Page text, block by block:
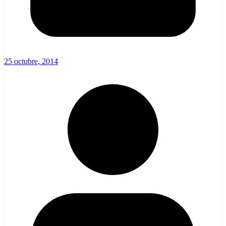
25 octubre, 2014